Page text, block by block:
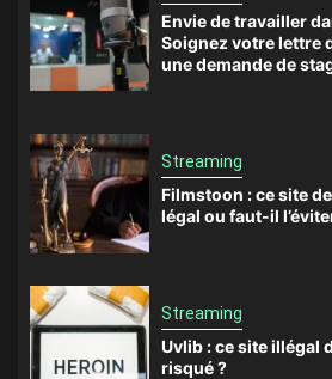
Envie de travailler
Soignez votre lettre
une demande de
Streaming
Filmstoon : ce site
légal ou faut-il
Streaming
Uvlib : ce site illégal
risqué ?